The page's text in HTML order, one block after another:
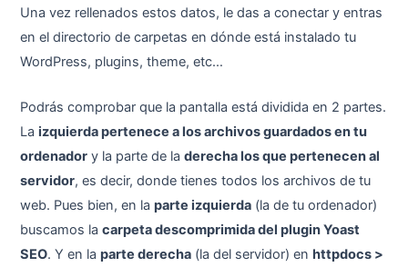
Una vez rellenados estos datos, le das a conectar y entras
en el directorio de carpetas en dónde está instalado tu
WordPress, plugins, theme, etc…
Podrás comprobar que la pantalla está dividida en 2 partes.
Laizquierda pertenece a los archivos guardados en tu
ordenador y la parte de laderecha los que pertenecen al
servidor, es decir, donde tienes todos los archivos de tu
web. Pues bien, en laparte izquierda (la de tu ordenador)
buscamos lacarpeta descomprimida del plugin Yoast
SEO. Y en laparte derecha (la del servidor) enhttpdocs >